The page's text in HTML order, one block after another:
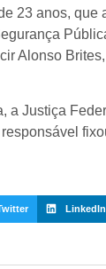
23 anos,
Alonso
a Justiça
LinkedIn